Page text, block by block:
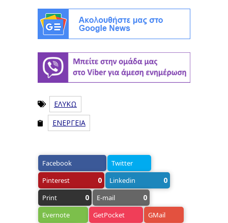
ΕΛΥΚΩ
ΕΝΕΡΓΕΙΑ
Facebook
Twitter
Pinterest
0 Linkedin 0
Print 0 E-mail 0
Evernote GetPocket GMail